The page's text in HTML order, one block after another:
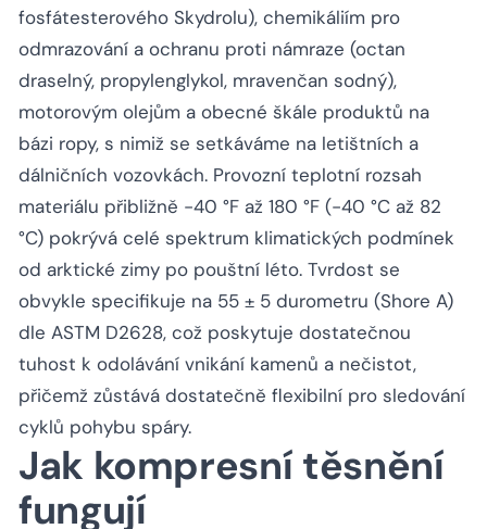
fosfátesterového Skydrolu), chemikáliím pro
odmrazování a ochranu proti námraze (octan
draselný, propylenglykol, mravenčan sodný),
motorovým olejům a obecné škále produktů na
bázi ropy, s nimiž se setkáváme na letištních a
dálničních vozovkách. Provozní teplotní rozsah
materiálu přibližně -40 °F až 180 °F (-40 °C až 82
°C) pokrývá celé spektrum klimatických podmínek
od arktické zimy po pouštní léto. Tvrdost se
obvykle specifikuje na 55 ± 5 durometru (Shore A)
dle ASTM D2628, což poskytuje dostatečnou
tuhost k odolávání vnikání kamenů a nečistot,
přičemž zůstává dostatečně flexibilní pro sledování
cyklů pohybu spáry.
Jak kompresní těsnění
fungují